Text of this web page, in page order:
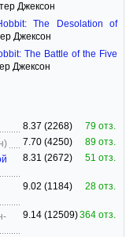
Джексон
The Desolation of
Джексон
The Battle of the Five
Джексон
8.37 (2268)
79 отз.
7.70 (4250)
89 отз.
8.31 (2672) 51 отз.
9.02 (1184) 28 отз.
9.14 (12509)364 отз.